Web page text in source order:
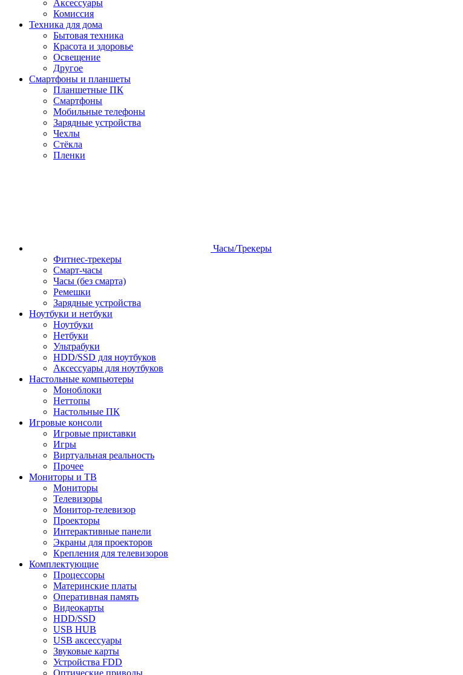
Аксессуары
Комиссия
Техника для дома
Бытовая техника
Красота и здоровье
Освещение
Другое
Смартфоны и планшеты
Планшетные ПК
Смартфоны
Мобильные телефоны
Зарядные устройства
Чехлы
Стёкла
Пленки
Часы/Трекеры
Фитнес-трекеры
Смарт-часы
Часы (без смарта)
Ремешки
Зарядные устройства
Ноутбуки и нетбуки
Ноутбуки
Нетбуки
Ультрабуки
HDD/SSD для ноутбуков
Аксессуары для ноутбуков
Настольные компьютеры
Моноблоки
Неттопы
Настольные ПК
Игровые консоли
Игровые приставки
Игры
Виртуальная реальность
Прочее
Мониторы и ТВ
Мониторы
Телевизоры
Монитор-телевизор
Проекторы
Интерактивные панели
Экраны для проекторов
Крепления для телевизоров
Комплектующие
Процессоры
Материнские платы
Оперативная память
Видеокарты
HDD/SSD
USB HUB
USB аксессуары
Звуковые карты
Устройства FDD
Оптические приводы